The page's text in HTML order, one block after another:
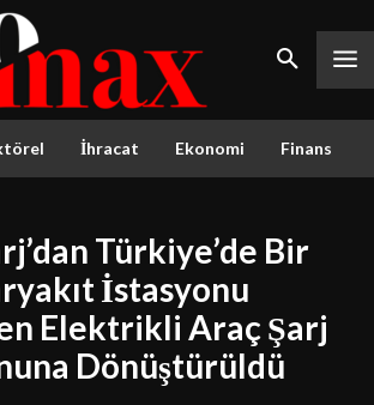
İhracat Ekonomi Finans
Türkiye’de Bir
İstasyonu
Elektrikli Araç Şarj
Dönüştürüldü